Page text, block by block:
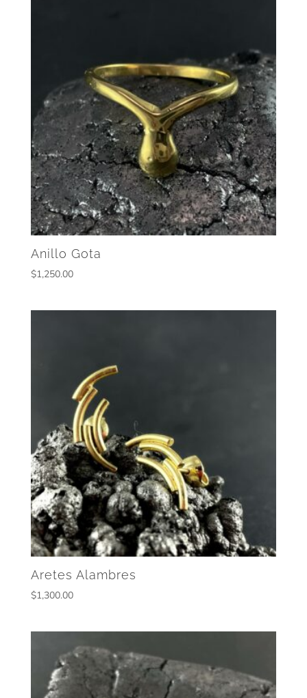
Anillo Gota
$1,250.00
Aretes Alambres
$1,300.00